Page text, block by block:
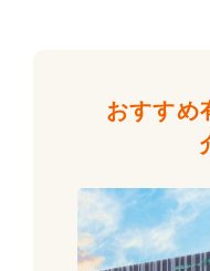
おすすめ